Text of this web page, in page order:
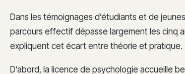
Dans les témoignages d’étudiants et de
parcours effectif dépasse largement les cinq
expliquent cet écart entre théorie et pratique.
D’abord, la licence de psychologie accueille